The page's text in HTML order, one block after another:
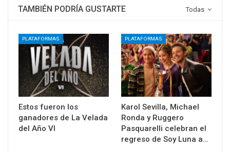
Todas
TAMBIÉN PODRÍA GUSTARTE
PLATAFORMAS
Estos fueron los
ganadores de La Velada
del Año VI
PLATAFORMAS
Karol Sevilla, Michael
Ronda y Ruggero
Pasquarelli celebran el
regreso de Soy Luna a…